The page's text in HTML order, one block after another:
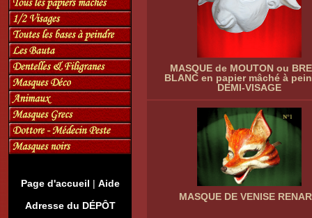
Page d'accueil | Aide
Adresse du DÉPÔT
MASQUE de MOUTON ou
BLANC en papier mâché à
DEMI-VISAGE
MASQUE DE VENISE